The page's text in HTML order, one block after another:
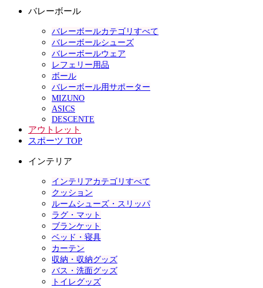
バレーボール
バレーボールカテゴリすべて
バレーボールシューズ
バレーボールウェア
レフェリー用品
ボール
バレーボール用サポーター
MIZUNO
ASICS
DESCENTE
アウトレット
スポーツ TOP
インテリア
インテリアカテゴリすべて
クッション
ルームシューズ・スリッパ
ラグ・マット
ブランケット
ベッド・寝具
カーテン
収納・収納グッズ
バス・洗面グッズ
トイレグッズ